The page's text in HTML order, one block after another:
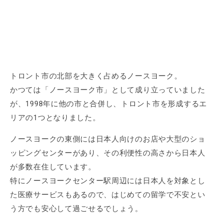
トロント市の北部を大きく占めるノースヨーク。
かつては「ノースヨーク市」として成り立っていました
が、1998年に他の市と合併し、トロント市を形成するエ
リアの1つとなりました。
ノースヨークの東側には日本人向けのお店や大型のショ
ッピングセンターがあり、その利便性の高さから日本人
が多数在住しています。
特にノースヨークセンター駅周辺には日本人を対象とし
た医療サービスもあるので、はじめての留学で不安とい
う方でも安心して過ごせるでしょう。